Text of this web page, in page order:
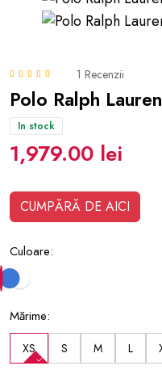
1 Recenzii
Polo Ralph
In stock
1,979.00 lei
CUMPĂRĂ DE AICI
Culoare:
Mărime:
XS S M L